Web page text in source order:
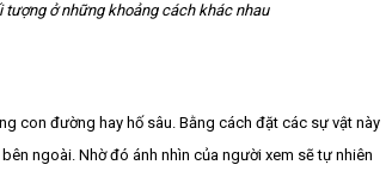
ở những khoảng cách khác nhau
con đường hay hố sâu. Bằng cách đặt các sự vật này
ngoài. Nhờ đó ánh nhìn của người xem sẽ tự nhiên